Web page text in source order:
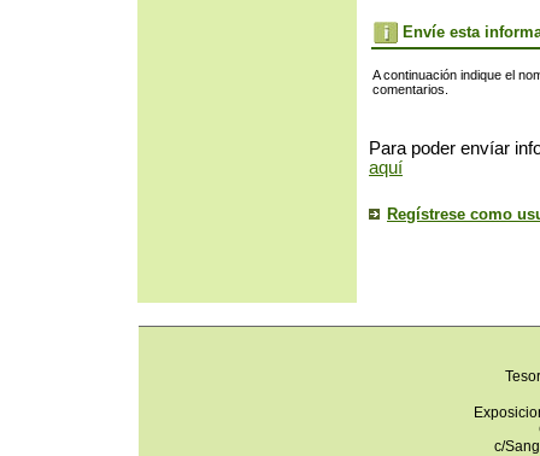
Envíe esta
A continuación indique el
comentarios.
Para poder envíar
aquí
Regístrese como
c/